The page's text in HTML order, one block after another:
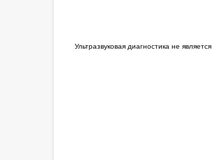
Ультразвуковая диагностика не